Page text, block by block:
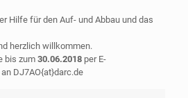
Hilfe für den Auf- und Abbau und das
herzlich willkommen.
bis zum 30.06.2018per E-
DJ7AO{at}darc.de